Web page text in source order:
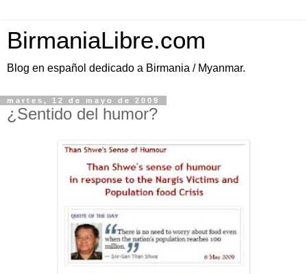
BirmaniaLibre.com
Blog en español dedicado a Birmania / Myanmar.
martes, 12 de mayo de 2009
¿Sentido del humor?